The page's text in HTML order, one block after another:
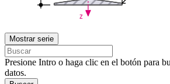
z
Mostrar serie
Presione Intro o haga clic en el botón para
datos.